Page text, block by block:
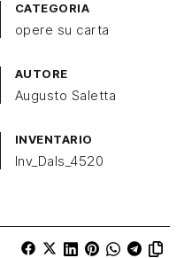
CATEGORIA
opere su carta
AUTORE
Augusto Saletta
INVENTARIO
Inv_Dals_4520